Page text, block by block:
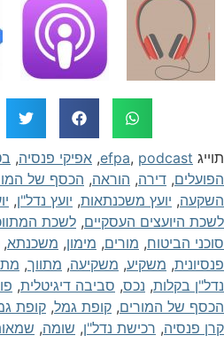
efpa,podcast
, אפיקי פנסיה,
, דירה, הוראה, הכסף של
, יועץ משכנתאות, יועץ נדל"ן,
היועצים העסקיים, לשכת
הביטוח, מורים, מימון, משכנתא,
, משקיע, משקיעה, מתווך,
בקלות, נכס, סביבה דיגיטלית,
של המורים, קופת גמל, קופת
פנסיה, רכישת נדל"ן, שומה,